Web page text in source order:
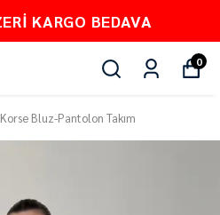
PEŞİN FİYATINA 3 TAKSİT
0
Korse Bluz-Pantolon Takım